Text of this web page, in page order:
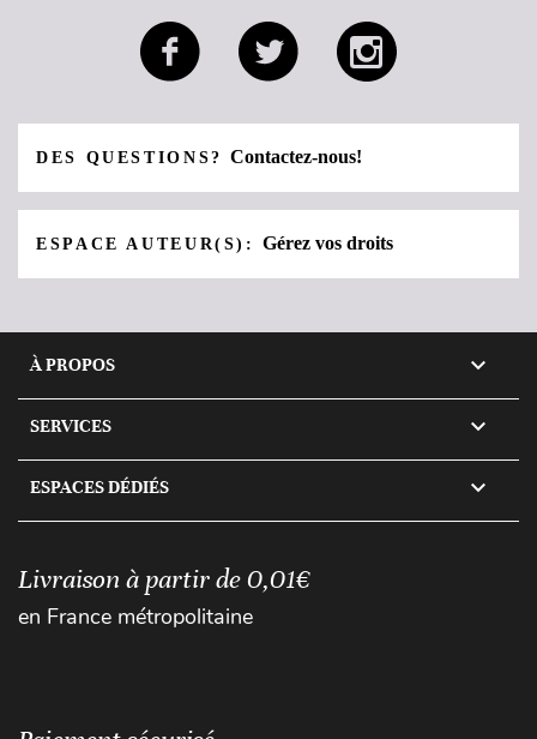
DES QUESTIONS?Contactez-nous!
ESPACE AUTEUR(S):Gérez vos droits
À PROPOS 
SERVICES 
ESPACES DÉDIÉS 
Livraison à partir de 0,01€
en France métropolitaine